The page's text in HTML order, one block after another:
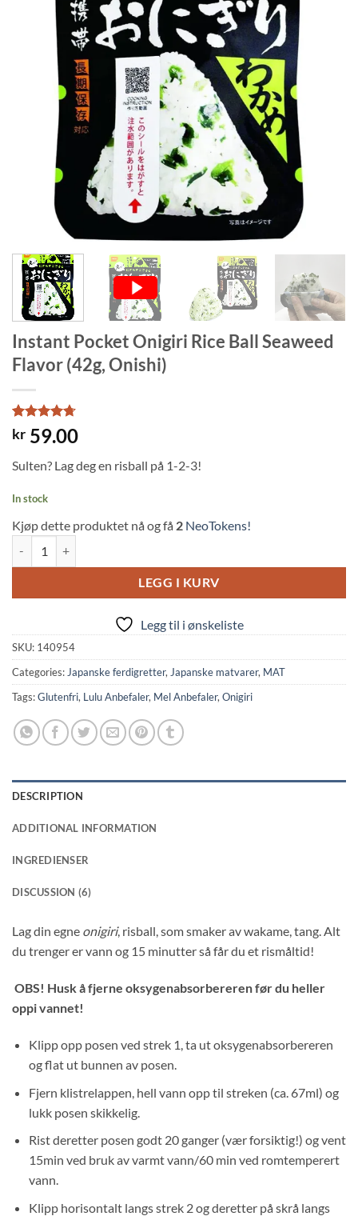
Instant Pocket Onigiri Rice Ball Seaweed
Flavor (42g, Onishi)
Rated4.67
out of 5
6
customer
kr 59.00
Sulten? Lag deg en risball på 1-2-3!
In stock
Kjøp dette produktet nå og få 2 NeoTokens!
LEGG I KURV
Legg til i ønskeliste
SKU: 140954
Categories:Japanske ferdigretter,Japanske matvarer, MAT
Tags:Glutenfri, Lulu Anbefaler, Mel Anbefaler,Onigiri
DESCRIPTION
ADDITIONAL INFORMATION
INGREDIENSER
DISCUSSION (6)
Lag din egne onigiri, risball, som smaker av wakame, tang. Alt
du trenger er vann og 15 minutter så får du et rismåltid!
OBS! Husk å fjerne oksygenabsorbereren før du heller
oppi vannet!
Klipp opp posen ved strek 1, ta ut oksygenabsorbereren
og flat ut bunnen av posen.
Fjern klistrelappen, hell vann opp til streken (ca. 67ml) og
lukk posen skikkelig.
Rist deretter posen godt 20 ganger (vær forsiktig!) og vent
15min ved bruk av varmt vann/60 min ved romtemperert
vann.
Klipp horisontalt langs strek 2 og deretter på skrå langs